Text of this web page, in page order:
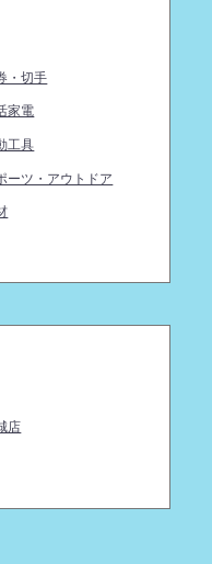
・切手
家電
工具
ーツ・アウトドア
店